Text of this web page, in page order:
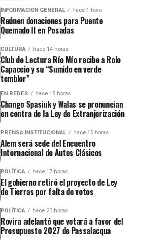
INFORMACIÓN GENERAL hace 1 hora
Reúnen donaciones para Puente
Quemado II en Posadas
CULTURA hace 14 horas
Club de Lectura Río Mío recibe a Rolo
Capaccio y su “Sumido en verde
temblor”
EN REDES hace 15 horas
Chango Spasiuk y Walas se pronuncian
en contra de la Ley de Extranjerización
PRENSA INSTITUCIONAL hace 15 horas
Alem será sede del Encuentro
Internacional de Autos Clásicos
POLÍTICA hace 17 horas
El gobierno retiró el proyecto de Ley
de Tierras por falta de votos
POLÍTICA hace 20 horas
Rovira adelantó que votará a favor del
Presupuesto 2027 de Passalacqua